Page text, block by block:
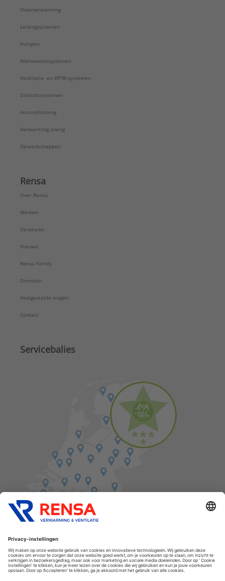
Vloerverwarming
Leidingsystemen
Pompen
Warmwatersystemen
Ventilatie- en WTW-systemen
Zonlichtsystemen
Airconditioning
Verwarming overig
Gereedschappen
Rensa
Over Rensa
Merken
Vacatures
Nieuws
Rensa Family
Diensten
Veelgestelde vragen
Contact
Servicebalies
Cookies